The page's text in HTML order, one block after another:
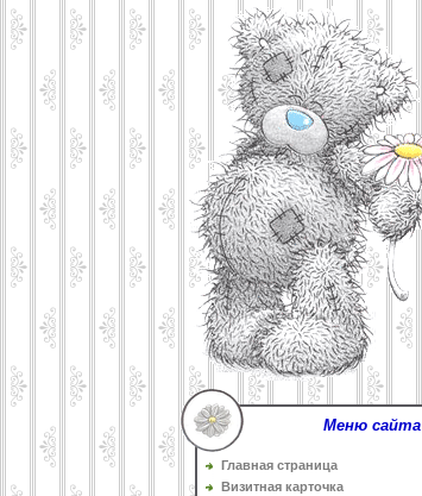
Меню сайта
Главная страница
Визитная карточка